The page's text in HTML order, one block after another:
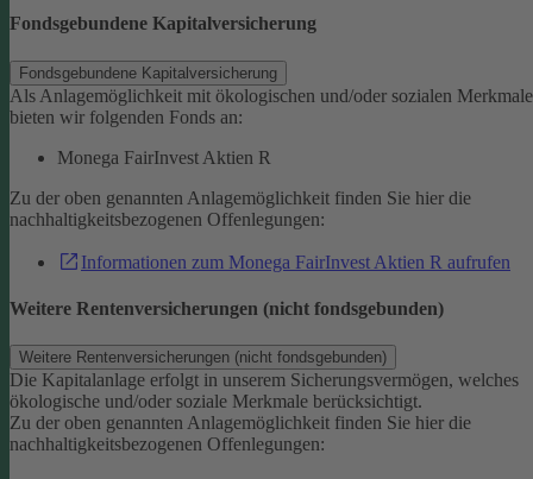
Fondsgebundene Kapitalversicherung
Fondsgebundene Kapitalversicherung
Als Anlagemöglichkeit mit ökologischen und/oder sozialen
bieten wir folgenden Fonds an:
Monega FairInvest Aktien R
Zu der oben genannten Anlagemöglichkeit finden Sie hier die
nachhaltigkeitsbezogenen Offenlegungen:
Informationen zum Monega FairInvest Aktien R aufrufen
Weitere Rentenversicherungen (nicht fondsgebunden)
Weitere Rentenversicherungen (nicht fondsgebunden)
Die Kapitalanlage erfolgt in unserem Sicherungsvermögen, welches
ökologische und/oder soziale Merkmale berücksichtigt.
Zu der oben genannten Anlagemöglichkeit finden Sie hier die
nachhaltigkeitsbezogenen Offenlegungen: